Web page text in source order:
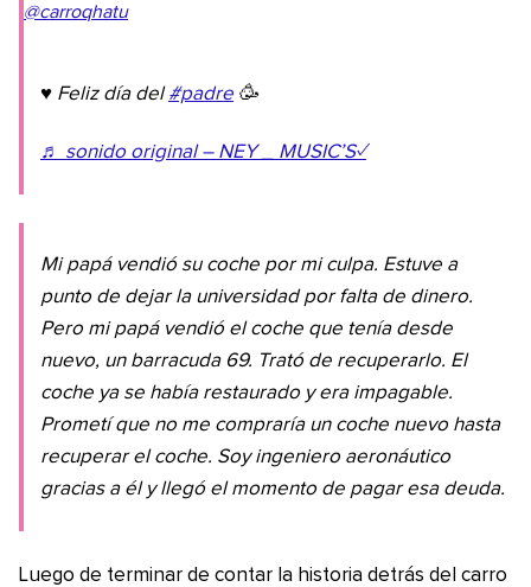
@carroqhatu
♥️ Feliz día del#padre 🥳
♬ sonido original – NEY _ MUSIC’S✓
Mi papá vendió su coche por mi culpa. Estuve a
punto de dejar la universidad por falta de dinero.
Pero mi papá vendió el coche que tenía desde
nuevo, un barracuda 69. Trató de recuperarlo. El
coche ya se había restaurado y era impagable.
Prometí que no me compraría un coche nuevo hasta
recuperar el coche. Soy ingeniero aeronáutico
gracias a él y llegó el momento de pagar esa deuda.
Luego de terminar de contar la historia detrás del carro